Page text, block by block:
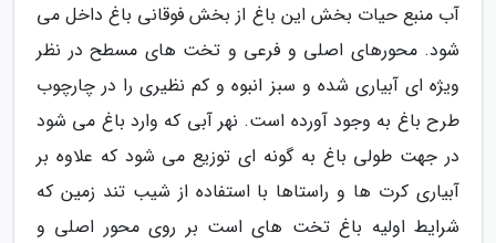
آب منبع حیات بخش این باغ از بخش فوقانی باغ داخل می
شود. محورهای اصلی و فرعی و تخت های مسطح در نظر
ویژه ای آبیاری شده و سبز انبوه و کم نظیری را در چارچوب
طرح باغ به وجود آورده است. نهر آبی که وارد باغ می شود
در جهت طولی باغ به گونه ای توزیع می شود که علاوه بر
آبیاری کرت ها و راستاها با استفاده از شیب تند زمین که
شرایط اولیه باغ تخت های است بر روی محور اصلی و